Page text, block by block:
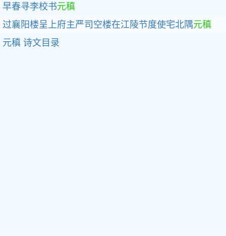
早春寻李校书元稹
过襄阳楼呈上府主严司空楼在江陵节度使宅北隅元稹
元稹 诗文目录